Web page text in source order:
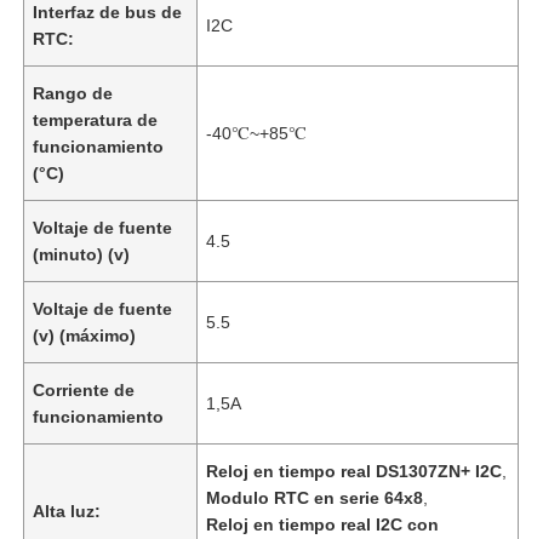
Interfaz de bus de
RTC:
I2C
Rango de
temperatura de
funcionamiento
(°C)
-40℃~+85℃
Voltaje de fuente
(minuto) (v)
4.5
Voltaje de fuente
(v) (máximo)
5.5
Corriente de
funcionamiento
1,5A
Alta luz:
Reloj en tiempo real DS1307ZN+ I2C
Modulo RTC en serie 64x8
Reloj en tiempo real I2C con